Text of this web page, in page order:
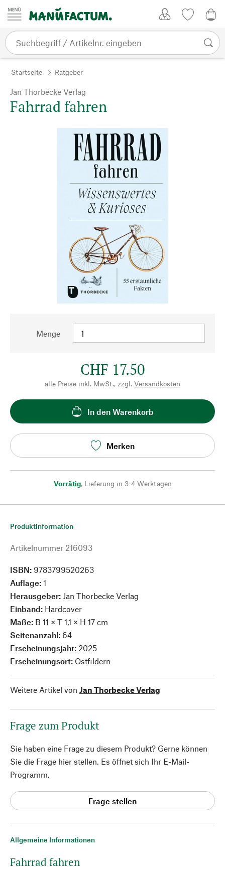
Zum Inhalt springen
Startseite Ratgeber
Jan Thorbecke Verlag
Fahrrad fahren
Menge
CHF 17.50
alle Preise inkl. MwSt., zzgl. Versandkosten
In den Warenkorb
Merken
Vorrätig, Lieferung in 3-4 Werktagen
Allgemeine Informationen
Fahrrad fahren
Produktinformation
Artikelnummer 216093
ISBN: 9783799520263
Auflage: 1
Herausgeber: Jan Thorbecke Verlag
Einband: Hardcover
Maße: B 11 × T 1,1 × H 17 cm
Seitenanzahl: 64
Erscheinungsjahr: 2025
Erscheinungsort: Ostfildern
Weitere Artikel von Jan Thorbecke Verlag
Frage zum Produkt
Sie haben eine Frage zu diesem Produkt? Gerne können
Sie die Frage hier stellen. Es öffnet sich Ihr E-Mail-
Programm.
Frage stellen